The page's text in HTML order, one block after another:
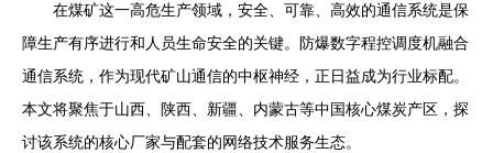
在煤矿这一高危生产领域，安全、可靠、高效的通信系统是保
障生产有序进行和人员生命安全的关键。防爆数字程控调度机融合
通信系统，作为现代矿山通信的中枢神经，正日益成为行业标配。
本文将聚焦于山西、陕西、新疆、内蒙古等中国核心煤炭产区，探
讨该系统的核心厂家与配套的网络技术服务生态。